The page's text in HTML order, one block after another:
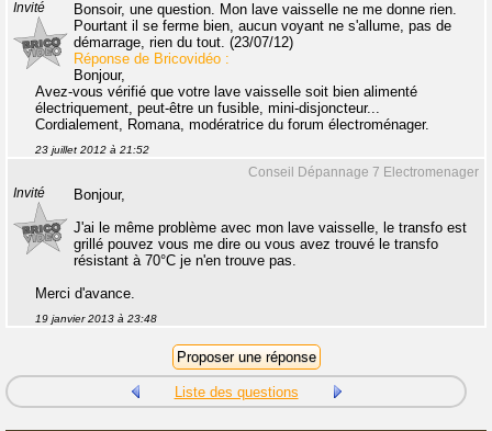
Invité
Bonsoir, une question. Mon lave vaisselle ne me donne rien.
Pourtant il se ferme bien, aucun voyant ne s'allume, pas de
démarrage, rien du tout. (23/07/12)
Réponse de Bricovidéo :
Bonjour,
Avez-vous vérifié que votre lave vaisselle soit bien alimenté
électriquement, peut-être un fusible, mini-disjoncteur...
Cordialement, Romana, modératrice du forum électroménager.
23 juillet 2012 à 21:52
Conseil Dépannage 7 Electromenager
Invité
Bonjour,
J'ai le même problème avec mon lave vaisselle, le transfo est
grillé pouvez vous me dire ou vous avez trouvé le transfo
résistant à 70°C je n'en trouve pas.
Merci d'avance.
19 janvier 2013 à 23:48
Liste des questions